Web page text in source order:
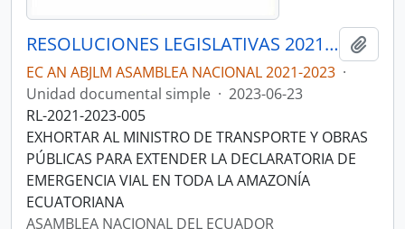
RESOLUCIONES LEGISLATIVAS 2021-2023
EC AN ABJLM ASAMBLEA NACIONAL 2021-2023 ·
Unidad documental simple · 2023-06-23
RL-2021-2023-005
EXHORTAR AL MINISTRO DE TRANSPORTE Y OBRAS
PÚBLICAS PARA EXTENDER LA DECLARATORIA DE
EMERGENCIA VIAL EN TODA LA AMAZONÍA
ECUATORIANA
ASAMBLEA NACIONAL DEL ECUADOR